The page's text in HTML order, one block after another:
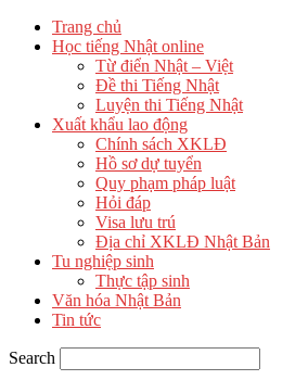
Trang chủ
Học tiếng Nhật online
Từ điển Nhật – Việt
Đề thi Tiếng Nhật
Luyện thi Tiếng Nhật
Xuất khẩu lao động
Chính sách XKLĐ
Hồ sơ dự tuyển
Quy phạm pháp luật
Hỏi đáp
Visa lưu trú
Địa chỉ XKLĐ Nhật Bản
Tu nghiệp sinh
Thực tập sinh
Văn hóa Nhật Bản
Tin tức
Search